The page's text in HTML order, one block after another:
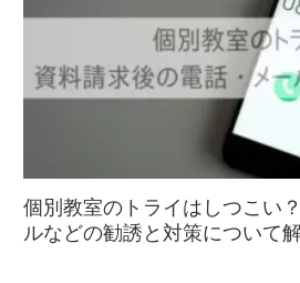
個別教室のトライはしつこい
ルなどの勧誘と対策について